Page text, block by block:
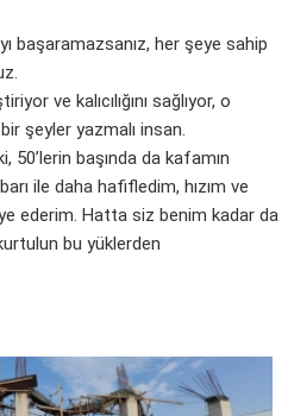
başaramazsanız, her şeye sahip
ve kalıcılığını sağlıyor, o
şeyler yazmalı insan.
50’lerin başında da kafamın
ile daha hafifledim, hızım ve
ederim. Hatta siz benim kadar da
bu yüklerden